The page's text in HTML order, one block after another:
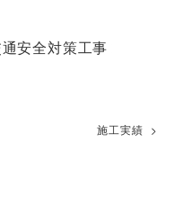
安全対策工事
施工実績